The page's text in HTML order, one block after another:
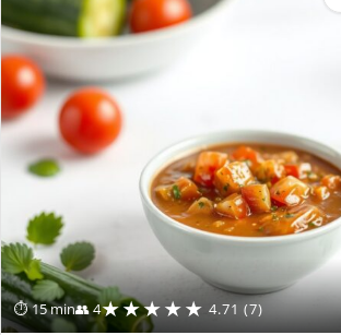
⏱ 15 min👥 4★★★★★ 4.71 (7)